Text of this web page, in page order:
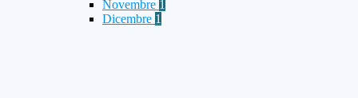
Novembre 1
Dicembre 1